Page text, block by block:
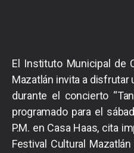
El Instituto Municipal de
Mazatlán invita a
durante el concierto
programado para el
P.M. en Casa Haas, cita
Festival Cultural